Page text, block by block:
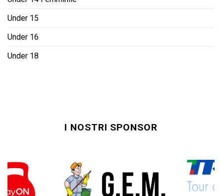
Under 15
Under 16
Under 18
I NOSTRI SPONSOR